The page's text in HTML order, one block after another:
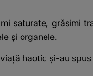
saturate, grăsimi
și organele.
haotic și-au